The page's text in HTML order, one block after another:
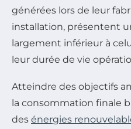
générées lors de leur
installation, présentent
largement inférieur à
leur durée de vie
Atteindre des objectifs
la consommation finale
des énergies